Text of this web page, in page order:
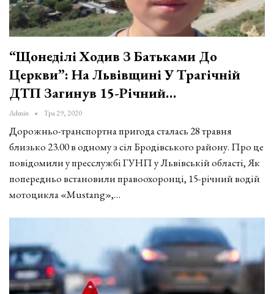
“Щонеділі Ходив З Батьками До
Церкви”: На Львівщині У Трагічній
ДТП Загинув 15-Річний…
Admin Тра 29, 2020
Дорожньо-транспортна пригода сталась 28 травня
близько 23.00 в одному з сіл Бродівського району. Про це
повідомили у пресслужбі ГУНП у Львівській області, Як
попередньо встановили правоохоронці, 15-річний водій
мотоцикла «Mustang»,…